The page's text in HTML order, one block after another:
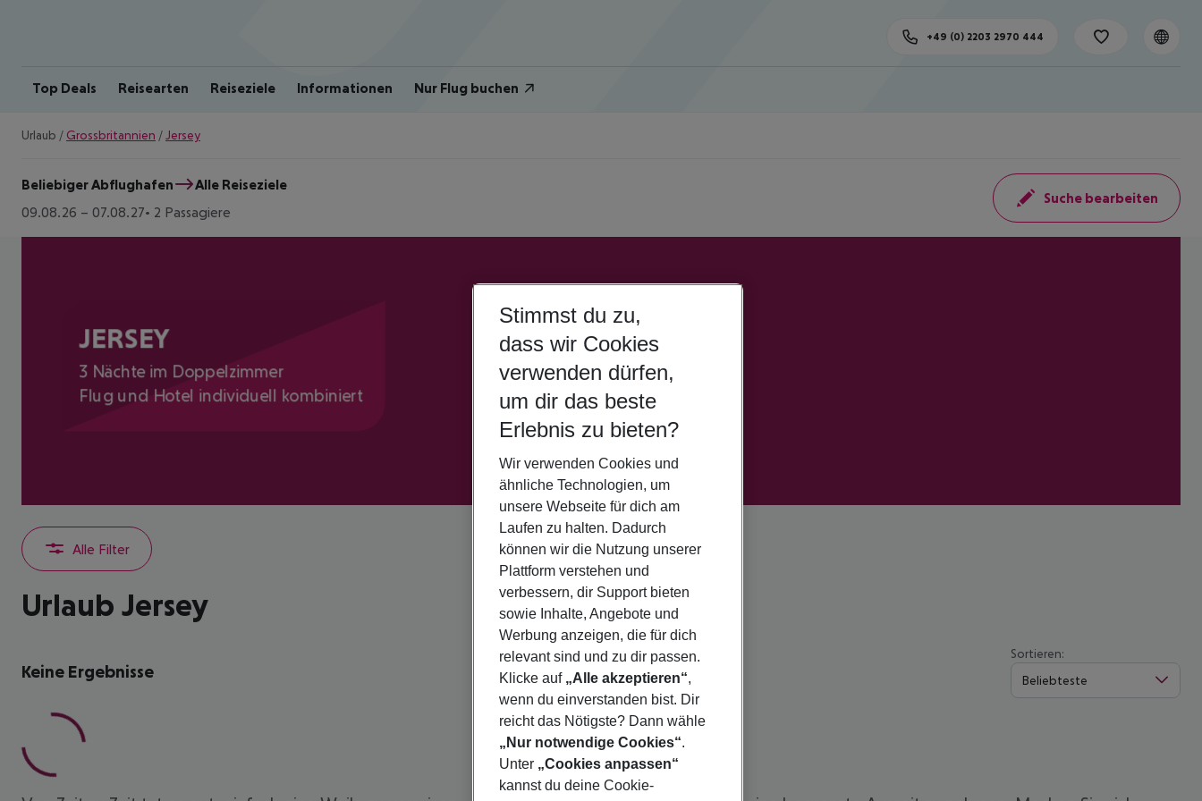
Top Deals Reisearten Reiseziele Informationen Nur Flug buchen
+49 (0) 2203 2970 444
Urlaub / Grossbritannien /Jersey
Beliebiger Abflughafen
Alle Reiseziele
09.08.26 – 07.08.27 2 Passagiere
Suche bearbeiten
JERSEY
3 Nächte im Doppelzimmer
Flug und Hotel individuell kombiniert
Alle Filter
Urlaub Jersey
Keine Ergebnisse
Sortieren:
Beliebteste
Stimmst du zu,
dass wir Cookies
verwenden dürfen,
um dir das beste
Erlebnis zu bieten?
Wir verwenden Cookies und
ähnliche Technologien, um
unsere Webseite für dich am
Laufen zu halten. Dadurch
können wir die Nutzung unserer
Plattform verstehen und
verbessern, dir Support bieten
sowie Inhalte, Angebote und
Werbung anzeigen, die für dich
relevant sind und zu dir passen.
Klicke auf „Alle akzeptieren“,
wenn du einverstanden bist. Dir
reicht das Nötigste? Dann wähle
„Nur notwendige Cookies“.
Unter „Cookies anpassen“
kannst du deine Cookie-